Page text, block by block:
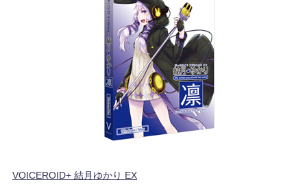
VOICEROID+ 結月ゆかり EX